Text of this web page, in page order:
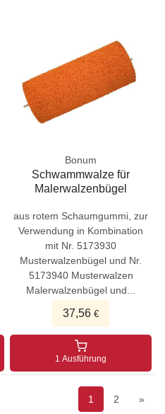
Bonum
Schwammwalze für
Malerwalzenbügel
aus rotem Schaumgummi, zur
Verwendung in Kombination
mit Nr. 5173930
Musterwalzenbügel und Nr.
5173940 Musterwalzen
Malerwalzenbügel und...
37,56 €
1 Ausführung
1 2 »